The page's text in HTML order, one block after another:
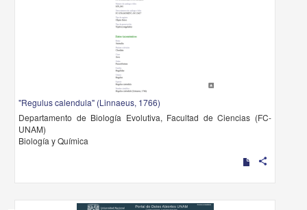
"Regulus calendula" (Linnaeus, 1766)
Departamento de Biología Evolutiva, Facultad de Ciencias (FC-
UNAM)
Biología y Química
share